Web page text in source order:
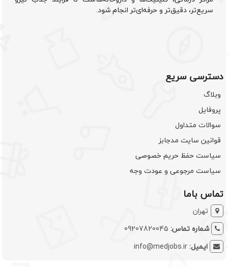
سریع‌تر، دقیق‌تر و حرفه‌ای‌تر انجام شود.
دسترسی سریع
وبلاگ
پروفایل
سوالات متداول
قوانین سایت مدجابز
سیاست حفظ حریم خصوصی
سیاست مرجوعی و عودت وجه
تماس باما
تهران
شماره تماس: 09207820045
ایمیل:info@medjobs.ir